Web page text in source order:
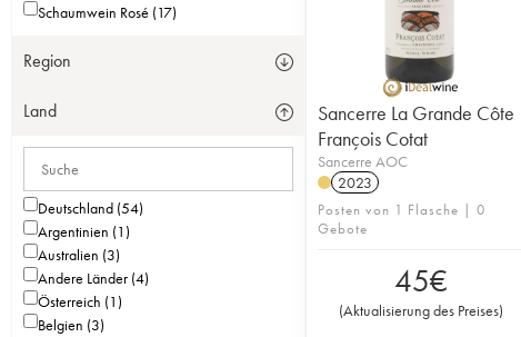
Schaumwein Rosé (17)
Region
Land
Deutschland (54)
Argentinien (1)
Australien (3)
Andere Länder (4)
Österreich (1)
Belgien (3)
Sancerre La Grande Côte
François Cotat
Sancerre AOC
2023
Posten von 1 Flasche | 0
Gebote
45€
(Aktualisierung des Preises)